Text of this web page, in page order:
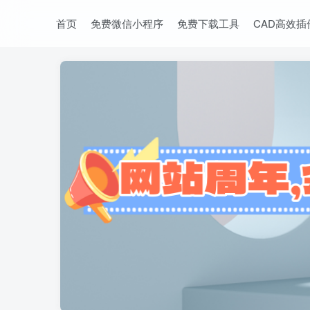
首页 免费微信小程序 免费下载工具 CAD高效插